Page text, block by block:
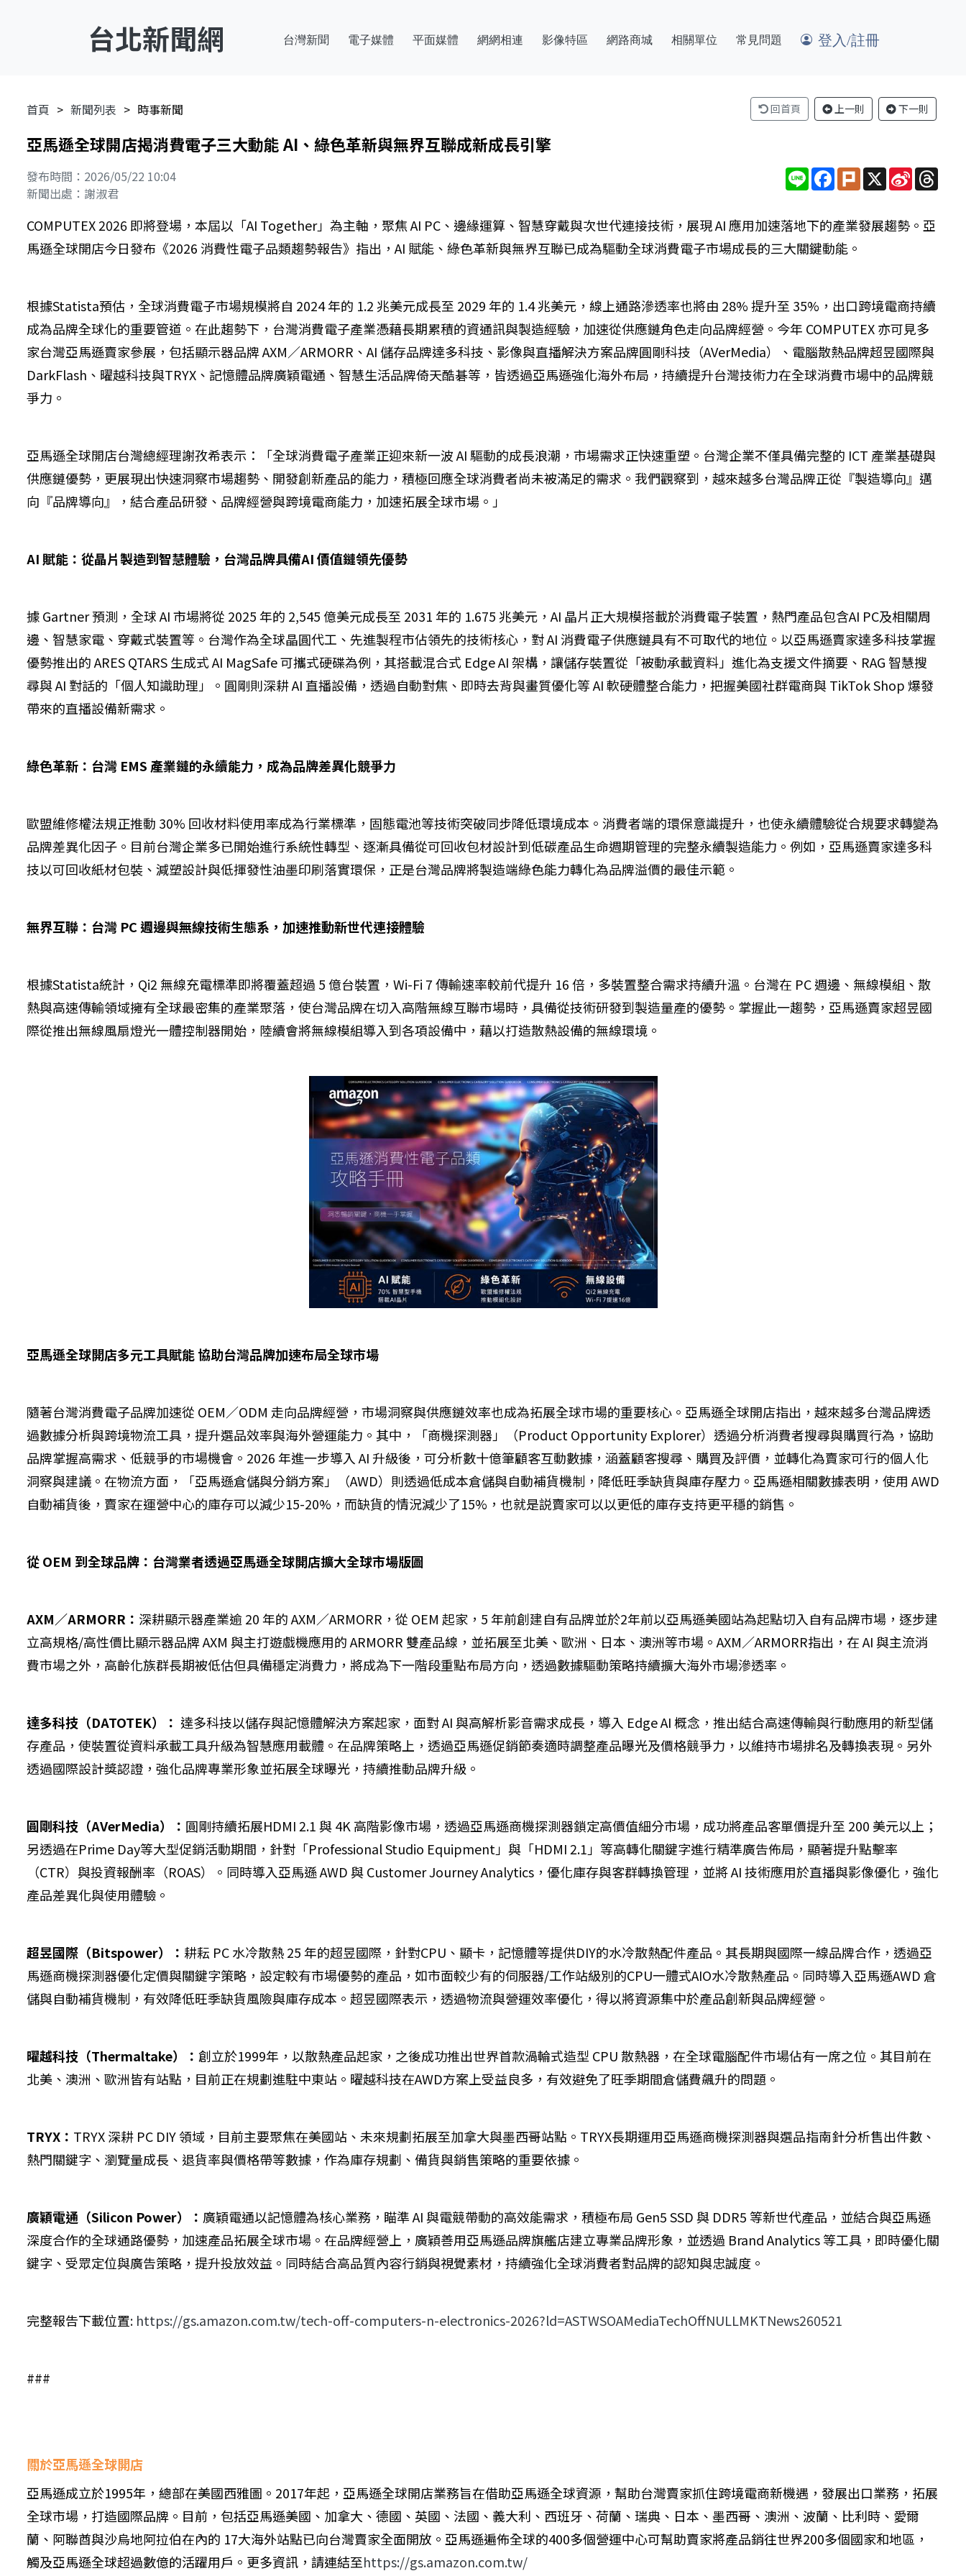
台北新聞網 台灣新聞 電子媒體 平面媒體 網網相連 影像特區 網路商城 相關單位 常見問題 登入/註冊
首頁 新聞列表 時事新聞 回首頁 上一則 下一則
亞馬遜全球開店揭消費電子三大動能 AI、綠色革新與無界互聯成新成長引擎
發布時間：2026/05/22 10:04
新聞出處：謝淑君
Line Facebook
PlurkX Sina
Weibo
COMPUTEX 2026 即將登場，本屆以「AI Together」為主軸，聚焦 AI PC、邊緣運算、智慧穿戴與次世代連接技術，展現 AI 應用加速落地下的產業發展趨勢。亞
馬遜全球開店今日發布《2026 消費性電子品類趨勢報告》指出，AI 賦能、綠色革新與無界互聯已成為驅動全球消費電子市場成長的三大關鍵動能。
根據Statista預估，全球消費電子市場規模將自 2024 年的 1.2 兆美元成長至 2029 年的 1.4 兆美元，線上通路滲透率也將由 28% 提升至 35%，出口跨境電商持續
成為品牌全球化的重要管道。在此趨勢下，台灣消費電子產業憑藉長期累積的資通訊與製造經驗，加速從供應鏈角色走向品牌經營。今年 COMPUTEX 亦可見多
家台灣亞馬遜賣家參展，包括顯示器品牌 AXM／ARMORR、AI 儲存品牌達多科技、影像與直播解決方案品牌圓剛科技（AVerMedia）、電腦散熱品牌超昱國際與
DarkFlash、曜越科技與TRYX、記憶體品牌廣穎電通、智慧生活品牌倚天酷碁等，皆透過亞馬遜強化海外布局，持續提升台灣技術力在全球消費市場中的品牌競
爭力。
亞馬遜全球開店台灣總經理謝孜希表示：「全球消費電子產業正迎來新一波 AI 驅動的成長浪潮，市場需求正快速重塑。台灣企業不僅具備完整的 ICT 產業基礎與
供應鏈優勢，更展現出快速洞察市場趨勢、開發創新產品的能力，積極回應全球消費者尚未被滿足的需求。我們觀察到，越來越多台灣品牌正從『製造導向』邁
向『品牌導向』，結合產品研發、品牌經營與跨境電商能力，加速拓展全球市場。」
AI 賦能：從晶片製造到智慧體驗，台灣品牌具備AI 價值鏈領先優勢
據 Gartner 預測，全球 AI 市場將從 2025 年的 2,545 億美元成長至 2031 年的 1.675 兆美元，AI 晶片正大規模搭載於消費電子裝置，熱門產品包含AI PC及相關周
邊、智慧家電、穿戴式裝置等。台灣作為全球晶圓代工、先進製程市佔領先的技術核心，對 AI 消費電子供應鏈具有不可取代的地位。以亞馬遜賣家達多科技掌握
優勢推出的 ARES QTARS 生成式 AI MagSafe 可攜式硬碟為例，其搭載混合式 Edge AI 架構，讓儲存裝置從「被動承載資料」進化為支援文件摘要、RAG 智慧搜
尋與 AI 對話的「個人知識助理」。圓剛則深耕 AI 直播設備，透過自動對焦、即時去背與畫質優化等 AI 軟硬體整合能力，把握美國社群電商與 TikTok Shop 爆發
帶來的直播設備新需求。
綠色革新：台灣 EMS 產業鏈的永續能力，成為品牌差異化競爭力
歐盟維修權法規正推動 30% 回收材料使用率成為行業標準，固態電池等技術突破同步降低環境成本。消費者端的環保意識提升，也使永續體驗從合規要求轉變為
品牌差異化因子。目前台灣企業多已開始進行系統性轉型、逐漸具備從可回收包材設計到低碳產品生命週期管理的完整永續製造能力。例如，亞馬遜賣家達多科
技以可回收紙材包裝、減塑設計與低揮發性油墨印刷落實環保，正是台灣品牌將製造端綠色能力轉化為品牌溢價的最佳示範。
無界互聯：台灣 PC 週邊與無線技術生態系，加速推動新世代連接體驗
根據Statista統計，Qi2 無線充電標準即將覆蓋超過 5 億台裝置，Wi-Fi 7 傳輸速率較前代提升 16 倍，多裝置整合需求持續升溫。台灣在 PC 週邊、無線模組、散
熱與高速傳輸領域擁有全球最密集的產業聚落，使台灣品牌在切入高階無線互聯市場時，具備從技術研發到製造量產的優勢。掌握此一趨勢，亞馬遜賣家超昱國
際從推出無線風扇燈光一體控制器開始，陸續會將無線模組導入到各項設備中，藉以打造散熱設備的無線環境 。
亞馬遜全球開店多元工具賦能 協助台灣品牌加速布局全球市場
隨著台灣消費電子品牌加速從 OEM／ODM 走向品牌經營，市場洞察與供應鏈效率也成為拓展全球市場的重要核心。亞馬遜全球開店指出，越來越多台灣品牌透
過數據分析與跨境物流工具，提升選品效率與海外營運能力。其中，「商機探測器」（Product Opportunity Explorer）透過分析消費者搜尋與購買行為，協助
品牌掌握高需求、低競爭的市場機會。2026 年進一步導入 AI 升級後，可分析數十億筆顧客互動數據，涵蓋顧客搜尋、購買及評價，並轉化為賣家可行的個人化
洞察與建議。在物流方面，「亞馬遜倉儲與分銷方案」（AWD）則透過低成本倉儲與自動補貨機制，降低旺季缺貨與庫存壓力。亞馬遜相關數據表明，使用 AWD
自動補貨後，賣家在運營中心的庫存可以減少15-20%，而缺貨的情況減少了15%，也就是説賣家可以以更低的庫存支持更平穩的銷售。
從 OEM 到全球品牌：台灣業者透過亞馬遜全球開店擴大全球市場版圖
AXM／ARMORR： 深耕顯示器產業逾 20 年的 AXM／ARMORR，從 OEM 起家，5 年前創建自有品牌並於2年前以亞馬遜美國站為起點切入自有品牌市場，逐步建
立高規格/高性價比顯示器品牌 AXM 與主打遊戲機應用的 ARMORR 雙產品線，並拓展至北美、歐洲、日本、澳洲等市場。AXM／ARMORR指出，在 AI 與主流消
費市場之外，高齡化族群長期被低估但具備穩定消費力，將成為下一階段重點布局方向，透過數據驅動策略持續擴大海外市場滲透率。
達多科技（DATOTEK）： 達多科技以儲存與記憶體解決方案起家，面對 AI 與高解析影音需求成長，導入 Edge AI 概念，推出結合高速傳輸與行動應用的新型儲
存產品，使裝置從資料承載工具升級為智慧應用載體。在品牌策略上，透過亞馬遜促銷節奏適時調整產品曝光及價格競爭力，以維持市場排名及轉換表現。另外
透過國際設計獎認證，強化品牌專業形象並拓展全球曝光，持續推動品牌升級。
圓剛科技（AVerMedia）： 圓剛持續拓展HDMI 2.1 與 4K 高階影像市場，透過亞馬遜商機探測器鎖定高價值細分市場，成功將產品客單價提升至 200 美元以上；
另透過在Prime Day等大型促銷活動期間，針對「Professional Studio Equipment」與「HDMI 2.1」等高轉化關鍵字進行精準廣告佈局，顯著提升點擊率
（CTR）與投資報酬率（ROAS）。同時導入亞馬遜 AWD 與 Customer Journey Analytics，優化庫存與客群轉換管理，並將 AI 技術應用於直播與影像優化，強化
產品差異化與使用體驗。
超昱國際（Bitspower）： 耕耘 PC 水冷散熱 25 年的超昱國際，針對CPU、顯卡，記憶體等提供DIY的水冷散熱配件產品。其長期與國際一線品牌合作，透過亞
馬遜商機探測器優化定價與關鍵字策略，設定較有市場優勢的產品，如市面較少有的伺服器/工作站級別的CPU一體式AIO水冷散熱產品。同時導入亞馬遜AWD 倉
儲與自動補貨機制，有效降低旺季缺貨風險與庫存成本。超昱國際表示，透過物流與營運效率優化，得以將資源集中於產品創新與品牌經營。
曜越科技（Thermaltake）： 創立於1999年，以散熱產品起家，之後成功推出世界首款渦輪式造型 CPU 散熱器，在全球電腦配件市場佔有一席之位。其目前在
北美、澳洲、歐洲皆有站點，目前正在規劃進駐中東站。曜越科技在AWD方案上受益良多，有效避免了旺季期間倉儲費飆升的問題。
TRYX： TRYX 深耕 PC DIY 領域，目前主要聚焦在美國站、未來規劃拓展至加拿大與墨西哥站點。TRYX長期運用亞馬遜商機探測器與選品指南針分析售出件數、
熱門關鍵字、瀏覽量成長、退貨率與價格帶等數據，作為庫存規劃、備貨與銷售策略的重要依據。
廣穎電通（Silicon Power）： 廣穎電通以記憶體為核心業務，瞄準 AI 與電競帶動的高效能需求，積極布局 Gen5 SSD 與 DDR5 等新世代產品，並結合與亞馬遜
深度合作的全球通路優勢，加速產品拓展全球市場。在品牌經營上，廣穎善用亞馬遜品牌旗艦店建立專業品牌形象，並透過 Brand Analytics 等工具，即時優化關
鍵字、受眾定位與廣告策略，提升投放效益。同時結合高品質內容行銷與視覺素材，持續強化全球消費者對品牌的認知與忠誠度。
完整報告下載位置: https://gs.amazon.com.tw/tech-off-computers-n-electronics-2026?ld=ASTWSOAMediaTechOffNULLMKTNews260521
###
關於亞馬遜全球開店
亞馬遜成立於1995年，總部在美國西雅圖。2017年起，亞馬遜全球開店業務旨在借助亞馬遜全球資源，幫助台灣賣家抓住跨境電商新機遇，發展出口業務，拓展
全球市場，打造國際品牌。目前，包括亞馬遜美國、加拿大、德國、英國、法國、義大利、西班牙、荷蘭、瑞典、日本、墨西哥、澳洲、波蘭、比利時、愛爾
蘭、阿聯酋與沙烏地阿拉伯在內的 17大海外站點已向台灣賣家全面開放。亞馬遜遍佈全球的400多個營運中心可幫助賣家將產品銷往世界200多個國家和地區，
觸及亞馬遜全球超過數億的活躍用戶。更多資訊，請連結至https://gs.amazon.com.tw/